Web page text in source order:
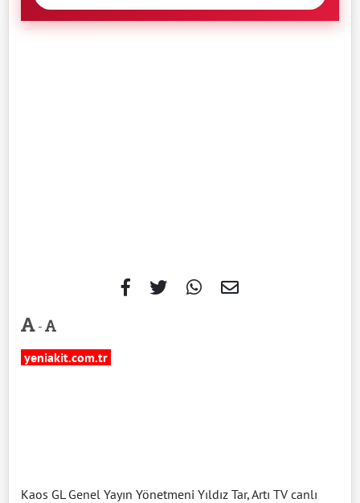
-
yeniakit.com.tr
Kaos GL Genel Yayın Yönetmeni Yıldız Tar, Artı TV canlı